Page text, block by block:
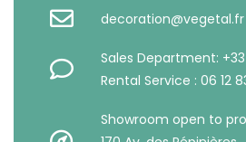
decoration@vegetal.fr
Sales Department: +33
Rental Service : 06 12
Showroom open to